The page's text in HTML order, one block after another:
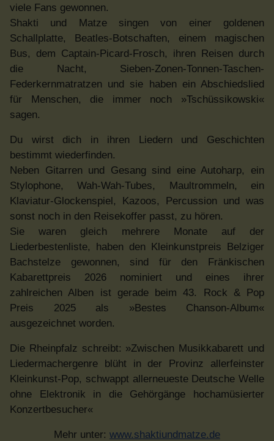
viele Fans gewonnen.
Shakti und Matze singen von einer goldenen
Schallplatte, Beatles-Botschaften, einem magischen
Bus, dem Captain-Picard-Frosch, ihren Reisen durch
die Nacht, Sieben-Zonen-Tonnen-Taschen-
Federkernmatratzen und sie haben ein Abschiedslied
für Menschen, die immer noch »Tschüssikowski«
sagen.
Du wirst dich in ihren Liedern und Geschichten
bestimmt wiederfinden.
Neben Gitarren und Gesang sind eine Autoharp, ein
Stylophone, Wah-Wah-Tubes, Maultrommeln, ein
Klaviatur-Glockenspiel, Kazoos, Percussion und was
sonst noch in den Reisekoffer passt, zu hören.
Sie waren gleich mehrere Monate auf der
Liederbestenliste, haben den Kleinkunstpreis Belziger
Bachstelze gewonnen, sind für den Fränkischen
Kabarettpreis 2026 nominiert und eines ihrer
zahlreichen Alben ist gerade beim 43. Rock & Pop
Preis 2025 als »Bestes Chanson-Album«
ausgezeichnet worden.
Die Rheinpfalz schreibt: »Zwischen Musikkabarett und
Liedermachergenre blüht in der Provinz allerfeinster
Kleinkunst-Pop, schwappt allerneueste Deutsche Welle
ohne Elektronik in die Gehörgänge hochamüsierter
Konzertbesucher«
Mehr unter: www.shaktiundmatze.de